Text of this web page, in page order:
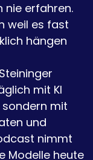
nie erfahren.
weil es fast
hängen
mit KI
mit
und
nimmt
Modelle heute